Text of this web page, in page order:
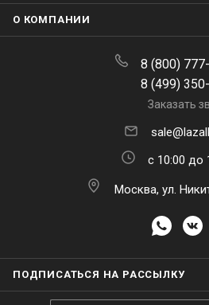
О КОМПАНИИ
8 (800)
8 (499)
Заказать
с 10:00 до
Москва, ул.
ПОДПИСАТЬСЯ НА РАССЫЛКУ